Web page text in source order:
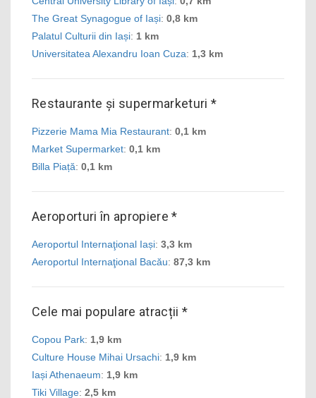
The Great Synagogue of Iași: 0,8 km
Palatul Culturii din Iași: 1 km
Universitatea Alexandru Ioan Cuza: 1,3 km
Restaurante și supermarketuri *
Pizzerie Mama Mia Restaurant: 0,1 km
Market Supermarket: 0,1 km
Billa Piață: 0,1 km
Aeroporturi în apropiere *
Aeroportul Internaţional Iași: 3,3 km
Aeroportul Internaţional Bacău: 87,3 km
Cele mai populare atracții *
Copou Park: 1,9 km
Culture House Mihai Ursachi: 1,9 km
Iași Athenaeum: 1,9 km
Tiki Village: 2,5 km